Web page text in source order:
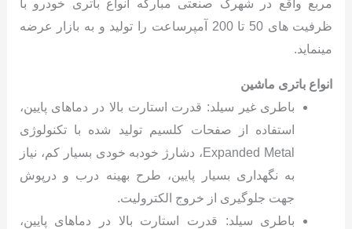
مربع واقع در شهرک صنعتی مبارکه انواع باتری خودرو با
ظرفیت های 50 تا 200 آمپرساعت را تولید و به بازار عرضه
مینماید.
انواع باتری ماشین
باطری غیر سیلد: قدرت استارت بالا در دماهای پایین،
استفاده از صفحات کلسیم تولید شده با تکنولوژی
Expanded Metal، دشارژ خودبه خودی بسیار کم، نیاز
به نگهداری بسیار پایین، طرح بهینه درب و درپوش
جهت جلوگیری از خروج الکترولیت.
باطری سیلد: قدرت استارت بالا در دماهای پایین،